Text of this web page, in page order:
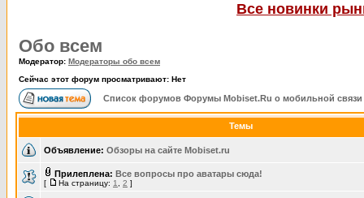
Все новинки
Обо всем
Модератор: Модераторы обо всем
Сейчас этот форум просматривают: Нет
Список форумов Форумы Mobiset.Ru о мобильной связи
Темы
Объявление: Обзоры на сайте Mobiset.ru
Прилеплена: Все вопросы про аватары сюда!
[ На страницу: 1 2 ]